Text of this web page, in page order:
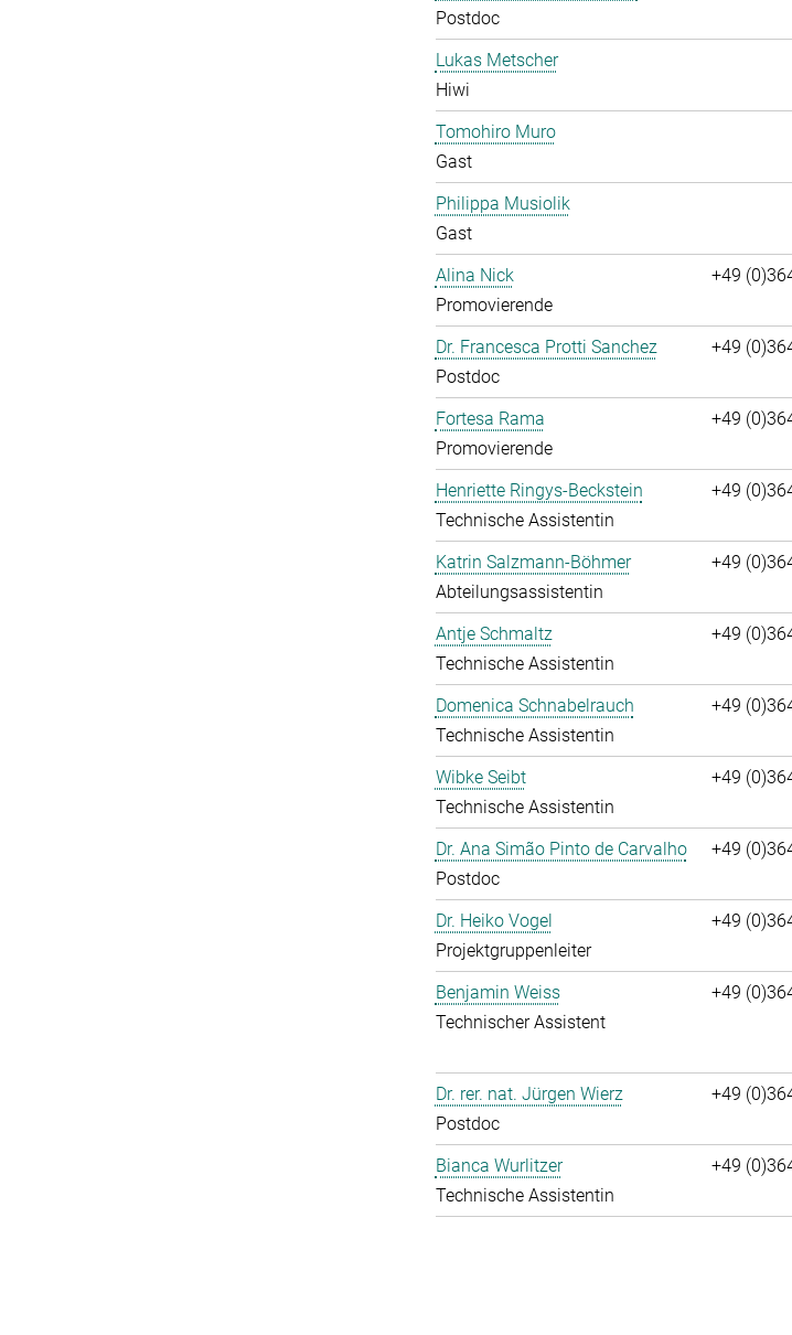
Postdoc
Lukas Metscher
Hiwi
Tomohiro Muro
Gast
Philippa Musiolik
Gast
Alina Nick
Promovierende
+49
Dr. Francesca Protti Sanchez
Postdoc
+49
Fortesa Rama
Promovierende
+49
Henriette Ringys-Beckstein
Technische Assistentin
+49
Katrin Salzmann-Böhmer
Abteilungsassistentin
+49
Antje Schmaltz
Technische Assistentin
+49
Domenica Schnabelrauch
Technische Assistentin
+49
Wibke Seibt
Technische Assistentin
+49
Dr. Ana Simão Pinto de Carvalho
Postdoc
+49
Dr. Heiko Vogel
Projektgruppenleiter
+49
Benjamin Weiss
Technischer Assistent
+49
Dr. rer. nat. Jürgen Wierz
Postdoc
+49
Bianca Wurlitzer
Technische Assistentin
+49